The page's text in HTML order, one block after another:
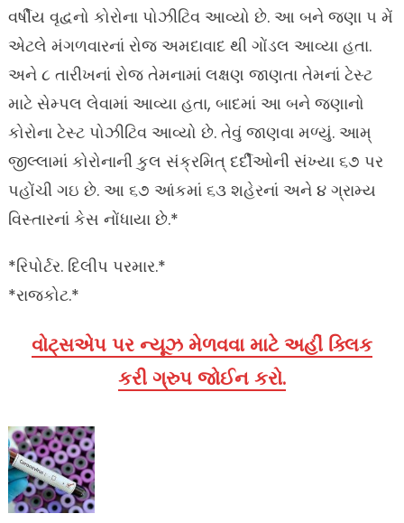
વર્ષીય વૃદ્વનો કોરોના પોઝીટિવ આવ્યો છે. આ બને જણા ૫ મેં
એટલે મંગળવારનાં રોજ અમદાવાદ થી ગોંડલ આવ્યા હતા.
અને ૮ તારીખનાં રોજ તેમનામાં લક્ષણ જાણતા તેમનાં ટેસ્ટ
માટે સેમ્પલ લેવામાં આવ્યા હતા, બાદમાં આ બને જણાનો
કોરોના ટેસ્ટ પોઝીટિવ આવ્યો છે. તેવું જાણવા મળ્યું. આમ્
જીલ્લામાં કોરોનાની કુલ સંક્રમિત્ દર્દીઓની સંખ્યા ૬૭ પર
પહોંચી ગઇ છે. આ ૬૭ આંકમાં ૬૩ શહેરનાં અને ૪ ગ્રામ્ય
વિસ્તારનાં કેસ નોંધાયા છે.*
*રિપોર્ટર. દિલીપ પરમાર.*
*રાજકોટ.*
વોટ્સએપ પર ન્યૂઝ મેળવવા માટે અહીં ક્લિક
કરી ગ્રુપ જોઈન કરો.